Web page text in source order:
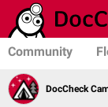
Community
DocCheck